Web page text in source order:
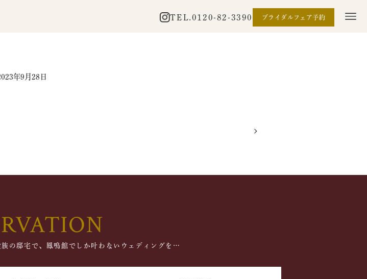
TEL. 0120-82-3390 ブライダルフェア予約
年9月28日
の邸宅で、鳳鳴館でしか叶わないウェディングを…